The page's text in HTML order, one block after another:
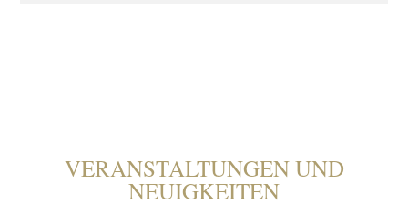
VERANSTALTUNGEN UND
NEUIGKEITEN